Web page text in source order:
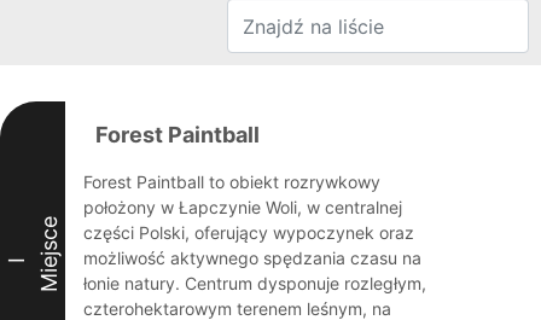
I Miejsce
Forest Paintball
Forest Paintball to obiekt rozrywkowy
położony w Łapczynie Woli, w centralnej
części Polski, oferujący wypoczynek oraz
możliwość aktywnego spędzania czasu na
łonie natury. Centrum dysponuje rozległym,
czterohektarowym terenem leśnym, na